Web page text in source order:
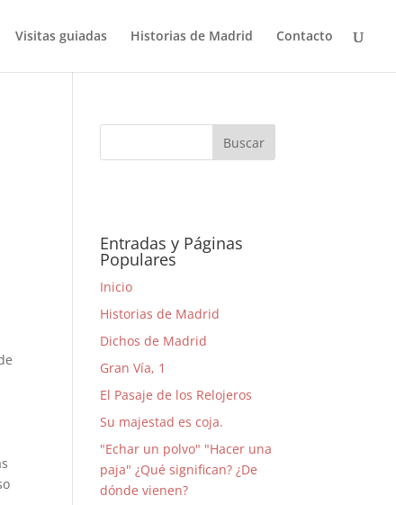
Visitas guiadas Historias de Madrid Contacto
Entradas y Páginas
Populares
Inicio
Historias de Madrid
Dichos de Madrid
Gran Vía, 1
El Pasaje de los Relojeros
Su majestad es coja.
"Echar un polvo" "Hacer una
paja" ¿Qué significan? ¿De
dónde vienen?